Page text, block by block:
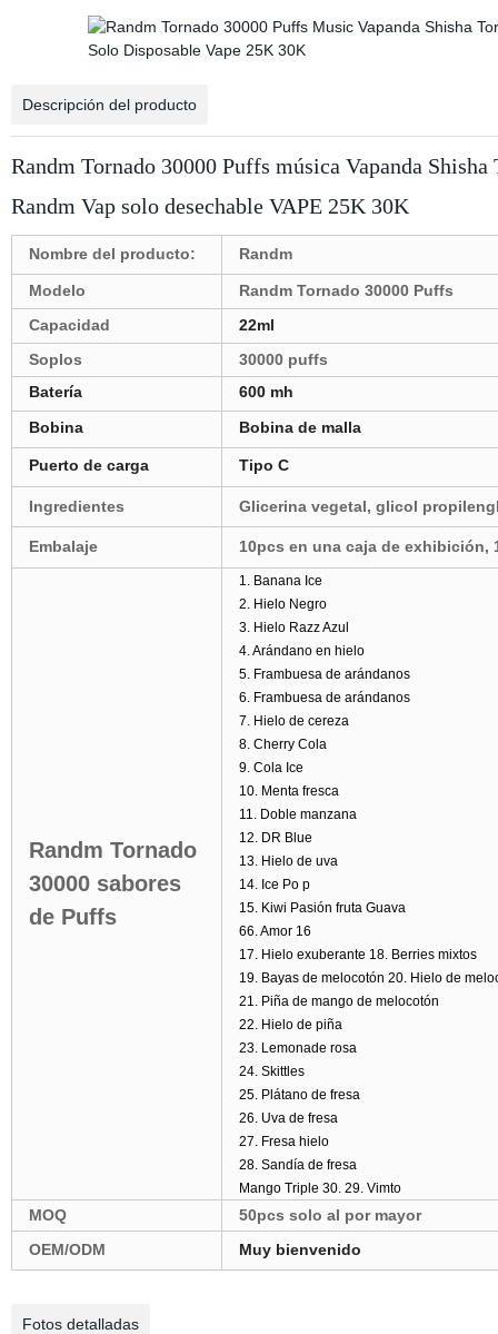
Descripción del producto
Randm Tornado 30000 Puffs música Vapanda
Randm Vap solo desechable VAPE 25K 30K
Nombre del producto: Randm
Modelo
Randm Tornado 30000 Puffs
Capacidad
22ml
Soplos
30000 puffs
Batería
600 mh
Bobina
Bobina de malla
Puerto de carga Tipo C
Ingredientes Glicerina vegetal, glicol
Embalaje 10pcs en una caja de exhibición,
Randm Tornado
30000 sabores
de Puffs
1. Banana Ice
2. Hielo Negro
3. Hielo Razz Azul
4. Arándano en hielo
5. Frambuesa de arándanos
6. Frambuesa de arándanos
7. Hielo de cereza
8. Cherry Cola
9. Cola Ice
10. Menta fresca
11. Doble manzana
12. DR Blue
13. Hielo de uva
14. Ice Po p
15. Kiwi Pasión fruta Guava
66. Amor 16
17. Hielo exuberante 18. Berries mixtos
19. Bayas de melocotón 20. Hielo de
21. Piña de mango de melocotón
22. Hielo de piña
23. Lemonade rosa
24. Skittles
25. Plátano de fresa
26. Uva de fresa
27. Fresa hielo
28. Sandía de fresa
Mango Triple 30. 29. Vimto
MOQ
50pcs solo al por mayor
OEM/ODM
Muy bienvenido
Fotos detalladas